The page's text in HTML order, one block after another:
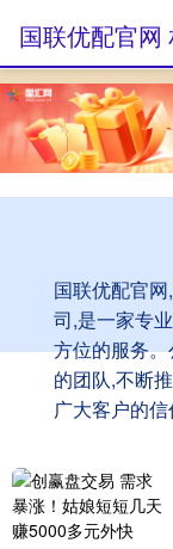
国联优配官
司,是一家专
方位的服务
的团队,不断
广大客户的信
国联优配官网